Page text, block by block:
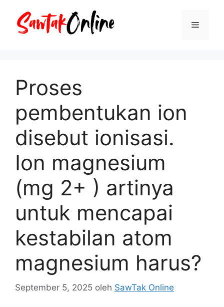
Menu
Proses
pembentukan ion
disebut ionisasi.
Ion magnesium
(mg 2+ ) artinya
untuk mencapai
kestabilan atom
magnesium harus?
September 5, 2025 oleh SawTak Online